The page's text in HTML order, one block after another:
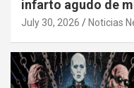
infarto agudo de
July 30, 2026 Noticias